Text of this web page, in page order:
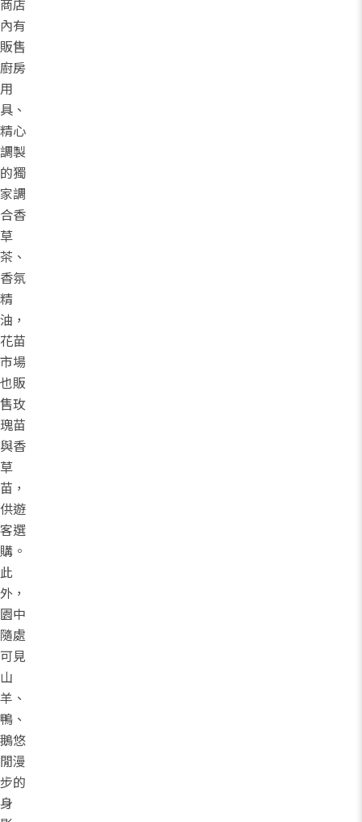
商店
內有
販售
廚房
用
具、
精心
調製
的獨
家調
合香
草
茶、
香氛
精
油，
花苗
市場
也販
售玫
瑰苗
與香
草
苗，
供遊
客選
購。
此
外，
園中
隨處
可見
山
羊、
鴨、
鵝悠
閒漫
步的
身